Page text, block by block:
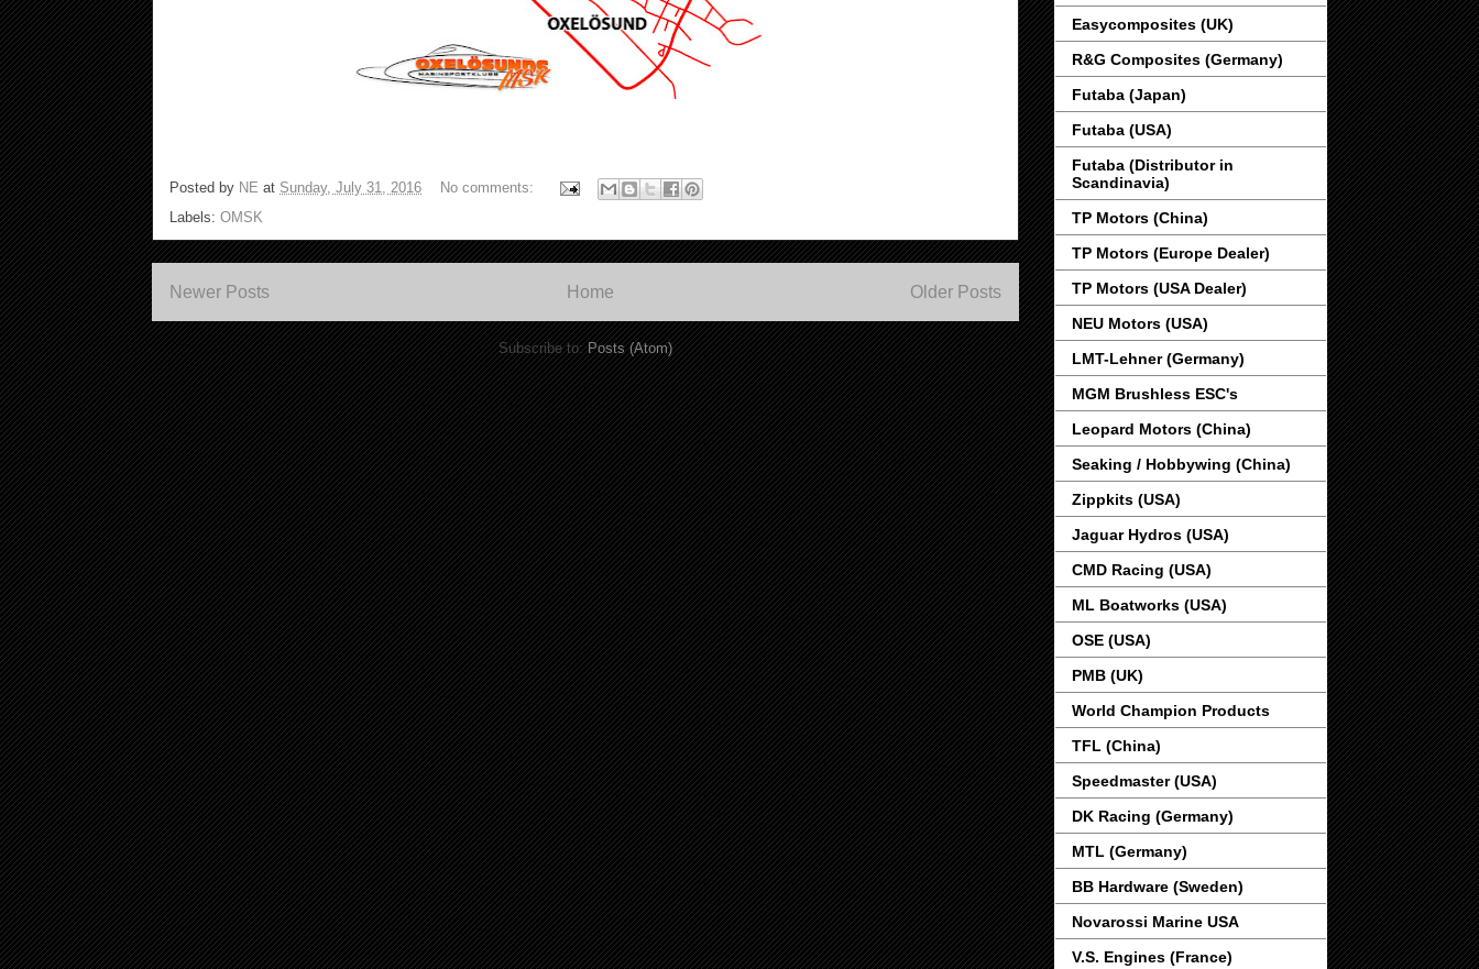
Posted by NE at Sunday, July 31, 2016
No comments:
Labels: OMSK
Newer Posts Older Posts
Home
Subscribe to:Posts (Atom)
Easycomposites (UK)
R&G Composites (Germany)
Futaba (Japan)
Futaba (USA)
Futaba (Distributor in
Scandinavia)
TP Motors (China)
TP Motors (Europe Dealer)
TP Motors (USA Dealer)
NEU Motors (USA)
LMT-Lehner (Germany)
MGM Brushless ESC's
Leopard Motors (China)
Seaking / Hobbywing (China)
Zippkits (USA)
Jaguar Hydros (USA)
CMD Racing (USA)
ML Boatworks (USA)
OSE (USA)
PMB (UK)
World Champion Products
TFL (China)
Speedmaster (USA)
DK Racing (Germany)
MTL (Germany)
BB Hardware (Sweden)
Novarossi Marine USA
V.S. Engines (France)